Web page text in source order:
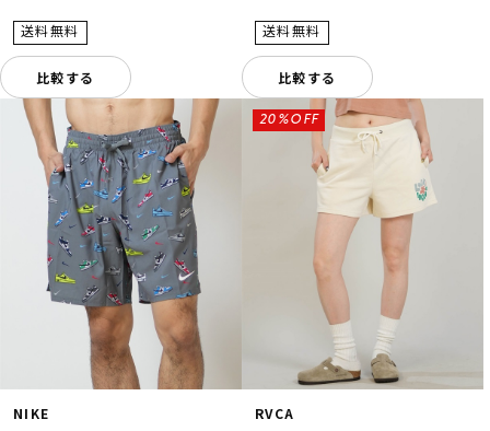
比較する 比較する
NIKE RVCA
20%OFF